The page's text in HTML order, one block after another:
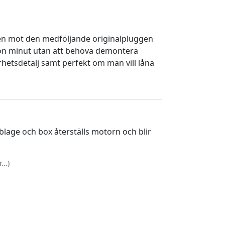
mot den medföljande originalpluggen
minut utan att behöva demontera
samt perfekt om man vill låna
och box återställs motorn och blir